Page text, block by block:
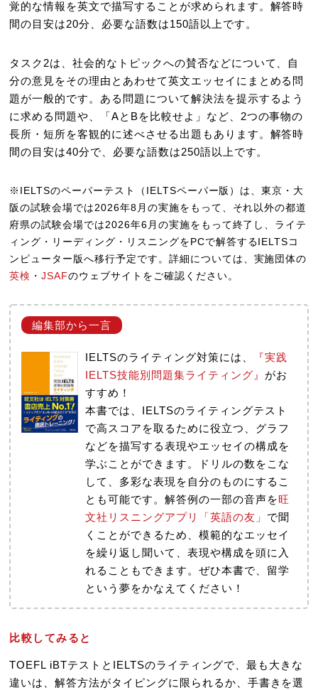
覚的な情報を英文で描写することが求められます。解答時
間の目安は20分、必要な語数は150語以上です。
タスク2は、社会的なトピックへの賛否などについて、自
分の意見をその理由とあわせて英文エッセイにまとめる問
題が一般的です。ある問題について解決法を提示するよう
に求める問題や、「AとBを比較せよ」など、2つの事物の
長所・短所を客観的に述べさせる出題もあります。解答時
間の目安は40分で、必要な語数は250語以上です。
※IELTSのペーパーテスト（IELTSペーパー版）は、東京・大
阪の試験会場では2026年8月の実施をもって、それ以外の都道
府県の試験会場では2026年6月の実施をもって終了し、ライテ
ィング・リーディング・リスニングをPCで解答するIELTSコ
ンピューター版へ移行予定です。詳細については、実施団体の
英検 ・JSAFのウェブサイトをご確認ください。
IELTSのライティング対策には、
『実践
IELTS技能別問題集ライティング』 がお
すすめ！
本書では、IELTSのライティングテスト
で高スコアを取るために役立つ、グラフ
などを描写する表現やエッセイの構成を
学ぶことができます。ドリルの数をこな
して、多彩な表現を自分のものにするこ
とも可能です。解答例の一部の音声を旺
文社リスニングアプリ「英語の友」 で聞
くことができるため、模範的なエッセイ
を繰り返し聞いて、表現や構成を頭に入
れることもできます。ぜひ本書で、留学
という夢をかなえてください！
比較してみると
TOEFL iBTテストとIELTSのライティングで、最も大きな
違いは、解答方法がタイピングに限られるか、手書きを選